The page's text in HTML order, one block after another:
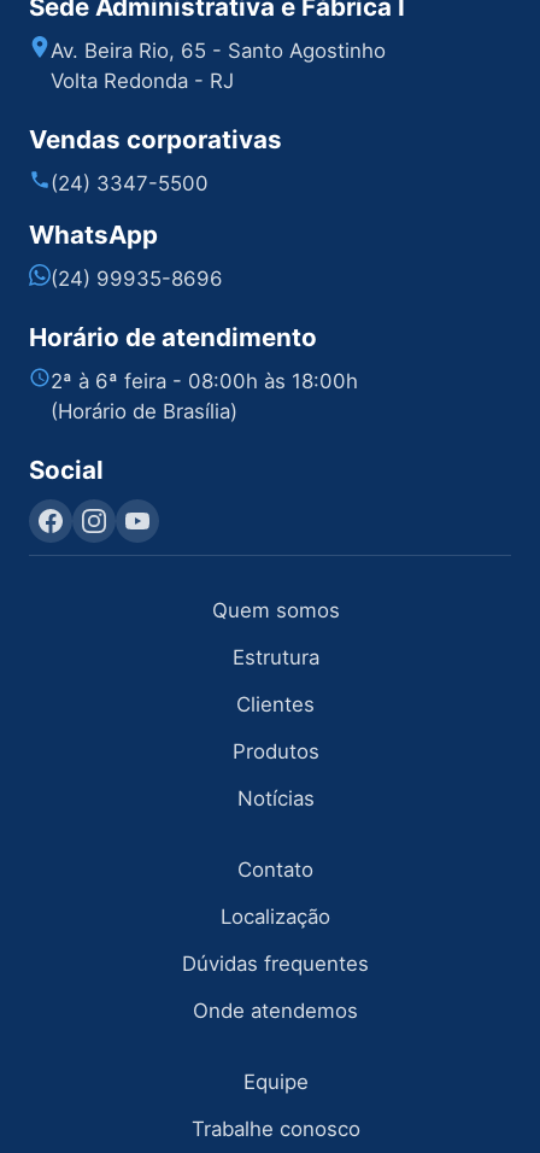
Sede Administrativa e Fábrica I
Av. Beira Rio, 65 - Santo Agostinho
Volta Redonda - RJ
Vendas corporativas
(24) 3347-5500
WhatsApp
(24) 99935-8696
Horário de atendimento
2ª à 6ª feira - 08:00h às 18:00h
(Horário de Brasília)
Social
Quem somos
Estrutura
Clientes
Produtos
Notícias
Contato
Localização
Dúvidas frequentes
Onde atendemos
Equipe
Trabalhe conosco